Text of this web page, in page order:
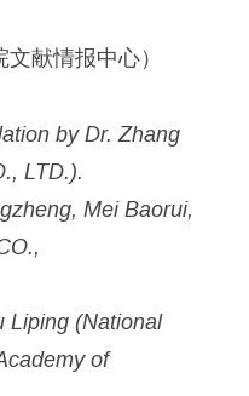
献情报中心）
by Dr. Zhang
LTD.).
Mei Baorui,
Liping (National
of